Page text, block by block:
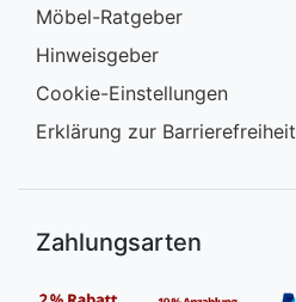
Möbel-Ratgeber
Hinweisgeber
Cookie-Einstellungen
Erklärung zur Barrierefreiheit
Zahlungsarten